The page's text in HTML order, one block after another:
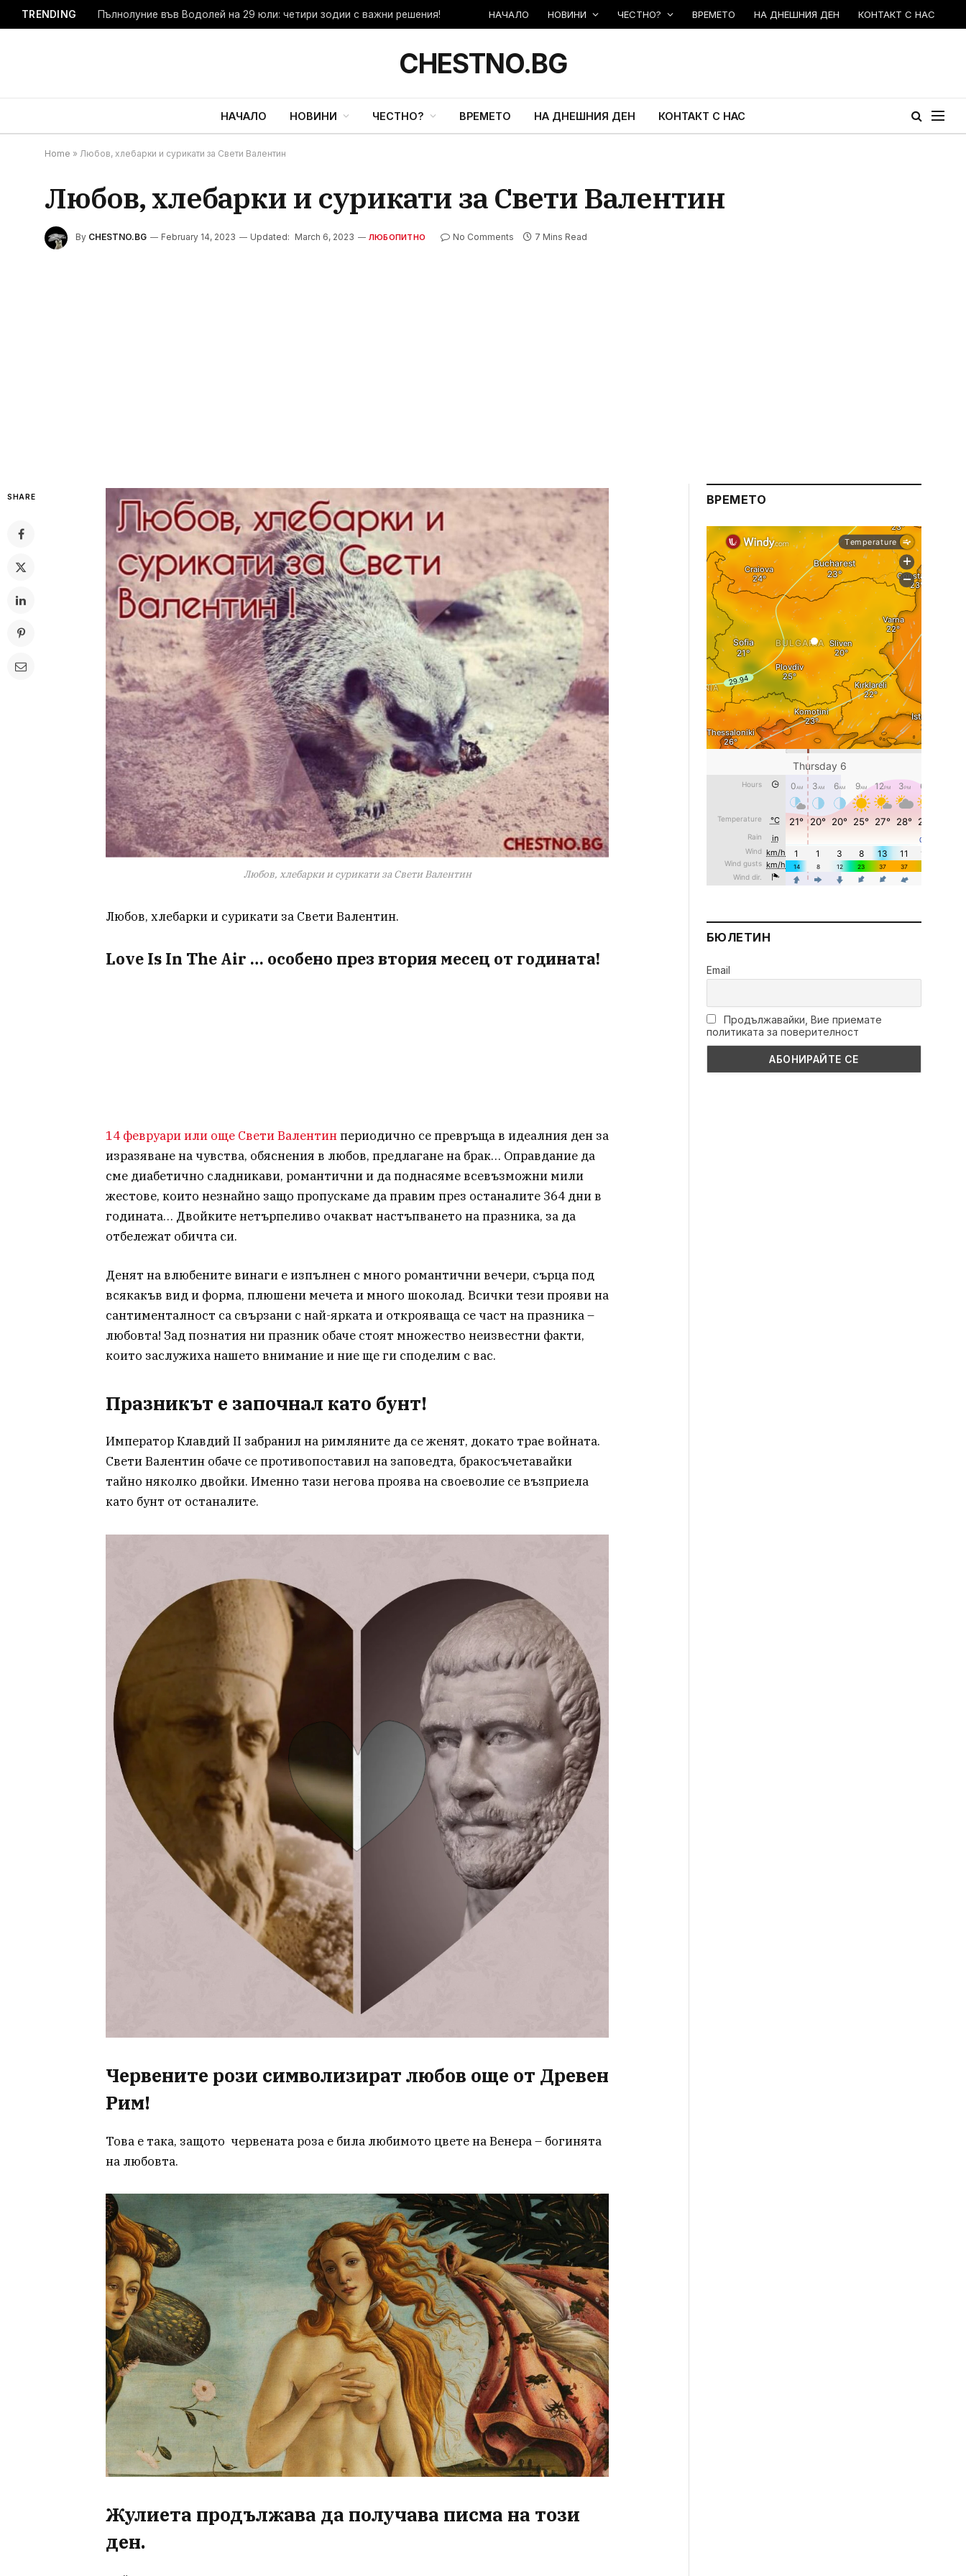
TRENDING Мечки и хора: Европа търси нов подход НАЧАЛО НОВИНИ ЧЕСТНО? ВРЕМЕТО НА ДНЕШНИЯ ДЕН КОНТАКТ С НАС
CHESTNO.BG
НАЧАЛО НОВИНИ ЧЕСТНО? ВРЕМЕТО НА ДНЕШНИЯ ДЕН КОНТАКТ С НАС
Home » Любов, хлебарки и сурикати за Свети Валентин
Любов, хлебарки и сурикати за Свети Валентин
By CHESTNO.BG February 14, 2023 Updated: March 6, 2023 ЛЮБОПИТНО No Comments 7 Mins Read
SHARE
Любов, хлебарки и сурикати за Свети Валентин
Любов, хлебарки и сурикати за Свети Валентин.
Love Is In The Air … особено през втория месец от годината!
14 февруари или още Свети Валентинпериодично се превръща в идеалния ден за
изразяване на чувства, обяснения в любов, предлагане на брак… Оправдание да
сме диабетично сладникави, романтични и да поднасяме всевъзможни мили
жестове, които незнайно защо пропускаме да правим през останалите 364 дни в
годината… Двойките нетърпеливо очакват настъпването на празника, за да
отбележат обичта си.
Денят на влюбените винаги е изпълнен с много романтични вечери, сърца под
всякакъв вид и форма, плюшени мечета и много шоколад. Всички тези прояви на
сантименталност са свързани с най-ярката и открояваща се част на празника –
любовта! Зад познатия ни празник обаче стоят множество неизвестни факти,
които заслужиха нашето внимание и ние ще ги споделим с вас.
Празникът е започнал като бунт!
Император Клавдий II забранил на римляните да се женят, докато трае войната.
Свети Валентин обаче се противопоставил на заповедта, бракосъчетавайки
тайно няколко двойки. Именно тази негова проява на своеволие се възприела
като бунт от останалите.
Червените рози символизират любов още от Древен
Рим!
Това е така, защото червената роза е била любимото цвете на Венера – богинята
на любовта.
Жулиета продължава да получава писма на този
ден.
ВРЕМЕТО
БЮЛЕТИН
Email
Продължавайки, Вие приемате
политиката за поверителност